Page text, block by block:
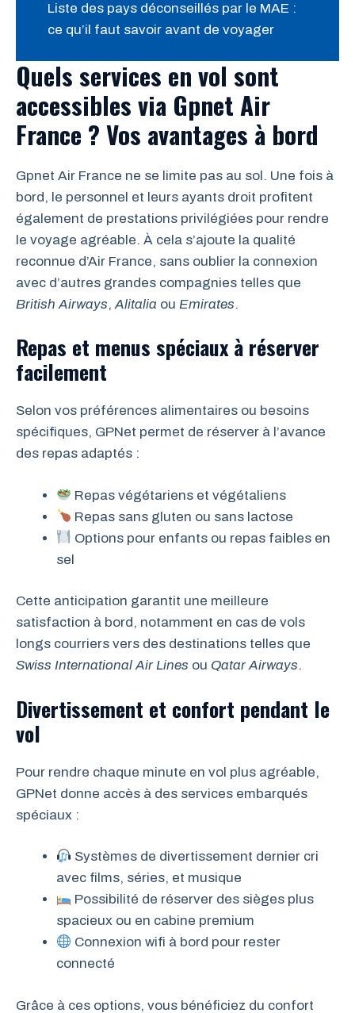
Liste des pays déconseillés par le MAE :
ce qu’il faut savoir avant de voyager
Quels services en vol sont
accessibles via Gpnet Air
France ? Vos avantages à bord
Gpnet Air France ne se limite pas au sol. Une fois à
bord, le personnel et leurs ayants droit profitent
également de prestations privilégiées pour rendre
le voyage agréable. À cela s’ajoute la qualité
reconnue d’Air France, sans oublier la connexion
avec d’autres grandes compagnies telles que
British Airways, Alitalia ou Emirates.
Repas et menus spéciaux à réserver
facilement
Selon vos préférences alimentaires ou besoins
spécifiques, GPNet permet de réserver à l’avance
des repas adaptés :
Repas végétariens et végétaliens
Repas sans gluten ou sans lactose
Options pour enfants ou repas faibles en
sel
Cette anticipation garantit une meilleure
satisfaction à bord, notamment en cas de vols
longs courriers vers des destinations telles que
Swiss International Air Lines ou Qatar Airways.
Divertissement et confort pendant le
vol
Pour rendre chaque minute en vol plus agréable,
GPNet donne accès à des services embarqués
spéciaux :
Systèmes de divertissement dernier cri
avec films, séries, et musique
Possibilité de réserver des sièges plus
spacieux ou en cabine premium
Connexion wifi à bord pour rester
connecté
Grâce à ces options, vous bénéficiez du confort